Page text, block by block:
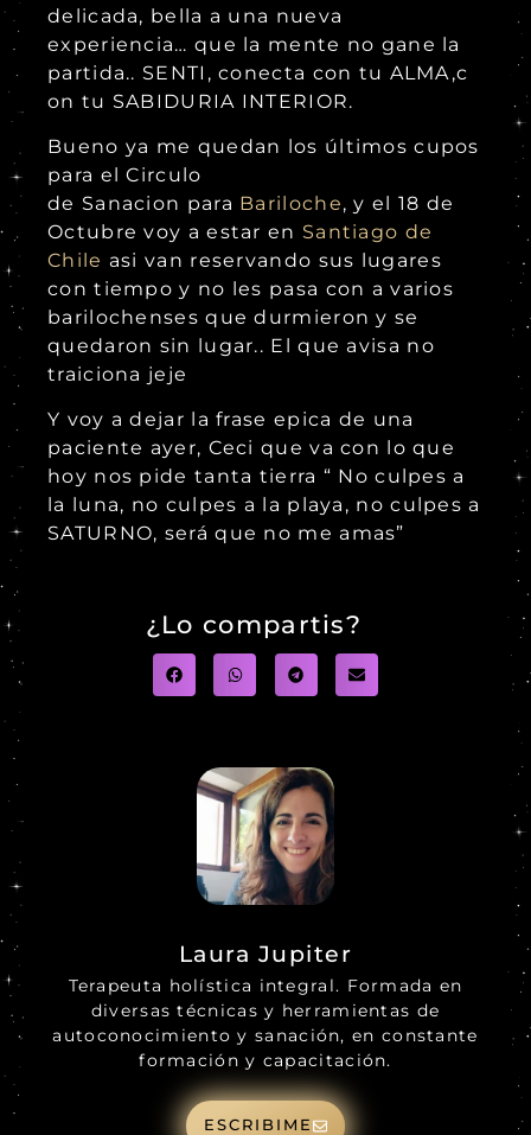
delicada, bella a una nueva
experiencia… que la mente no gane la
partida.. SENTI, conecta con tu ALMA,c
on tu SABIDURIA INTERIOR.
Bueno ya me quedan los últimos cupos
para el Circulo
de Sanacion para Bariloche, y el 18 de
Octubre voy a estar en Santiago de
Chile asi van reservando sus lugares
con tiempo y no les pasa con a varios
barilochenses que durmieron y se
quedaron sin lugar.. El que avisa no
traiciona jeje
Y voy a dejar la frase epica de una
paciente ayer, Ceci que va con lo que
hoy nos pide tanta tierra “ No culpes a
la luna, no culpes a la playa, no culpes a
SATURNO, será que no me amas”
¿Lo compartis?
Laura Jupiter
Terapeuta holística integral. Formada en
diversas técnicas y herramientas de
autoconocimiento y sanación, en constante
formación y capacitación.
ESCRIBIME